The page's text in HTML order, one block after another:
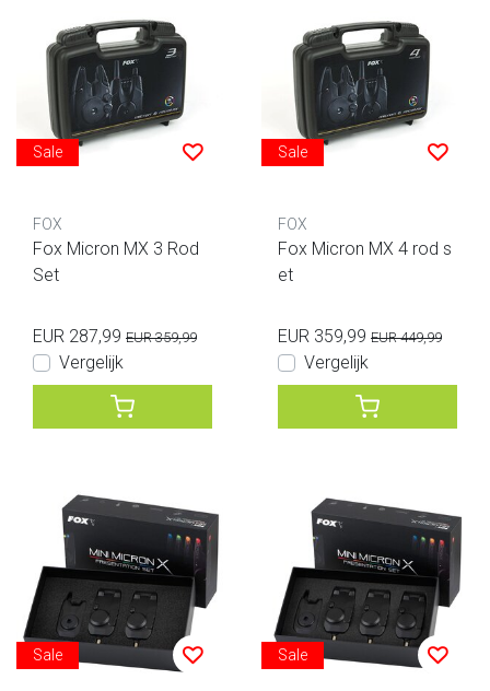
Sale
FOX
Fox Micron MX 3 Rod
Set
EUR 287,99 EUR 359,99
Vergelijk
Sale
FOX
Fox Micron MX 4 rod s
et
EUR 359,99 EUR 449,99
Vergelijk
Sale Sale